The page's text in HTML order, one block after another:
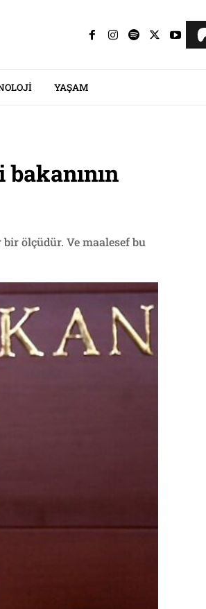
YAŞAM
ölçüdür. Ve maalesef bu